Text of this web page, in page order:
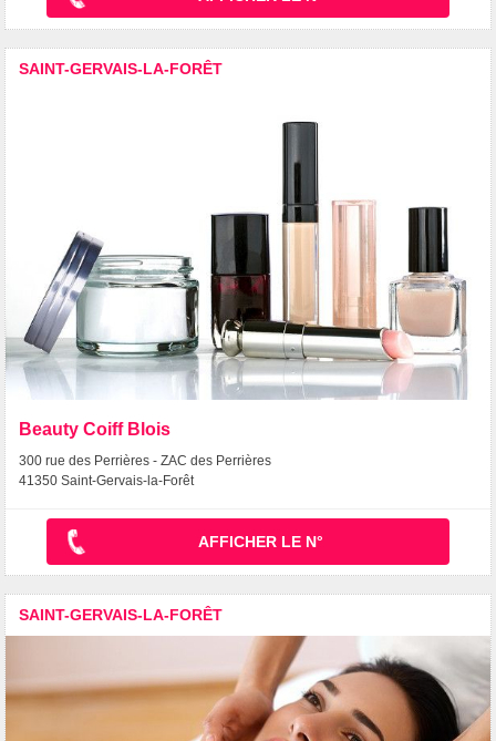
SAINT-GERVAIS-LA-FORÊT
Beauty Coiff Blois
300 rue des Perrières - ZAC des Perrières
41350 Saint-Gervais-la-Forêt
AFFICHER LE N°
SAINT-GERVAIS-LA-FORÊT